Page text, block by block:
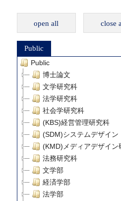
open all close
Public
Public
博士論文
文学研究科
法学研究科
社会学研究科
(KBS)経営管理研究科
(SDM)システムデザイ
(KMD)メディアデザイン
法務研究科
文学部
経済学部
法学部